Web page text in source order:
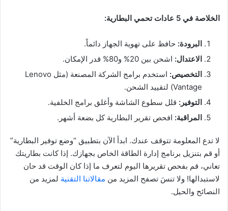
الخلاصة في 5 عادات تحمي البطارية:
البرودة: حافظ على تهوية الجهاز دائماً.
الاعتدال: اشحن بين 20% و80% قدر الإمكان.
التخصيص:
استخدم برامج الشركة المصنعة (مثل Lenovo
Vantage) لتقييد الشحن.
التوفير: قلل سطوع الشاشة وأغلق برامج الخلفية.
المراقبة: افحص تقرير البطارية كل بضعة أشهر.
لا تدع المعلومة تتوقف عندك. ابدأ الآن بتطبيق “وضع توفير البطارية”
أو قم بتنزيل برنامج إدارة الطاقة الخاص بجهازك. إذا كانت بطاريتك
تعاني، قم بفحص تقريرها اليوم لتعرف ما إذا كان الوقت قد حان
لاستبدالها! ولا تنسَ تصفح المزيد من مقالاتنا التقنية لمزيد من
النصائح والحيل.